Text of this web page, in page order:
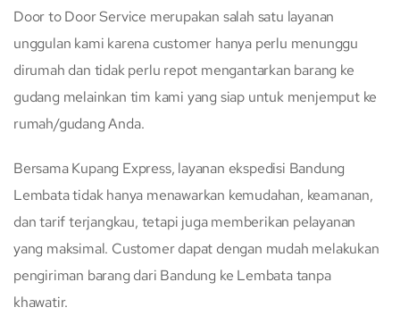
Door to Door Service merupakan salah satu layanan
unggulan kami karena customer hanya perlu menunggu
dirumah dan tidak perlu repot mengantarkan barang ke
gudang melainkan tim kami yang siap untuk menjemput ke
rumah/gudang Anda.
Bersama Kupang Express, layanan ekspedisi Bandung
Lembata tidak hanya menawarkan kemudahan, keamanan,
dan tarif terjangkau, tetapi juga memberikan pelayanan
yang maksimal. Customer dapat dengan mudah melakukan
pengiriman barang dari Bandung ke Lembata tanpa
khawatir.